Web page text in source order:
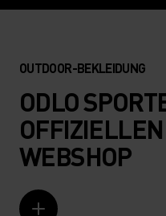
OUTDOOR-BEKLEIDUNG
ODLO
WEBSHOP